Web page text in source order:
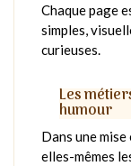
Chaque page
simples,
curieuses.
Les
humour
Dans une
elles-mêmes